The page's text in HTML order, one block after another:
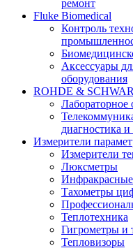
ремонт
Fluke Biomedical
Контроль
Аксессуары
оборудования
ROHDE &
Лабораторное
диагностика
Измерители
Измерители
Люксметры
Тахометры
Теплотехника
Гигрометры и
Тепловизоры